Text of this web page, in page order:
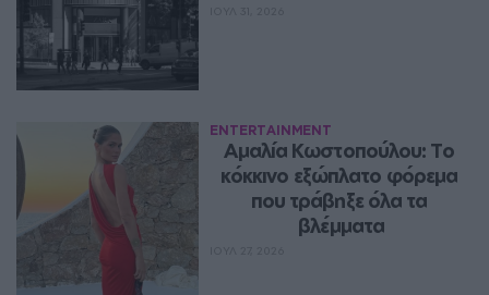
ENTERTAINMENT
Αμαλία Κωστοπούλου: Το
κόκκινο εξώπλατο φόρεμα
που τράβηξε όλα τα
βλέμματα